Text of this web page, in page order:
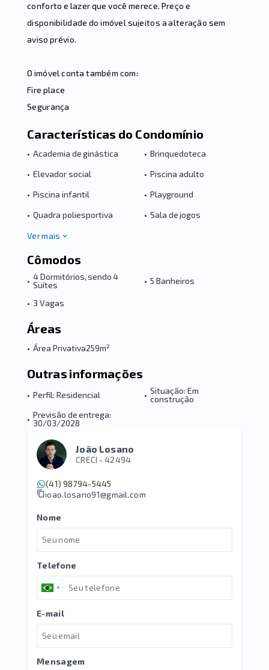
conforto e lazer que você merece. Preço e
disponibilidade do imóvel sujeitos a alteração sem
aviso prévio.
O imóvel conta também com:
Fire place
Segurança
Características do Condomínio
• Academia de ginástica • Brinquedoteca
• Elevador social • Piscina adulto
• Piscina infantil • Playground
• Quadra poliesportiva • Sala de jogos
Ver mais
Cômodos
• 4 Dormitórios, sendo 4
Suítes
• 5 Banheiros
• 3 Vagas
Áreas
• Área Privativa259m²
Outras informações
• Perfil: Residencial • Situação: Em
construção
• Previsão de entrega:
30/03/2028
João Losano
CRECI -42494
(41) 98794-5445
joao.losano91@gmail.com
Nome
Telefone
E-mail
Mensagem